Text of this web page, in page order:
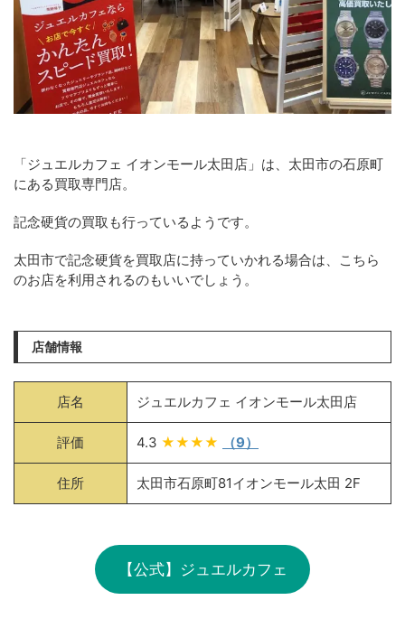
「ジュエルカフェ イオンモール太田店」は、太田市の石原町
にある買取専門店。
記念硬貨の買取も行っているようです。
太田市で記念硬貨を買取店に持っていかれる場合は、こちら
のお店を利用されるのもいいでしょう。
店舗情報
店名 ジュエルカフェ イオンモール太田店
評価 4.3 ★★★★ （9）
住所 太田市石原町81イオンモール太田 2F
【公式】ジュエルカフェ